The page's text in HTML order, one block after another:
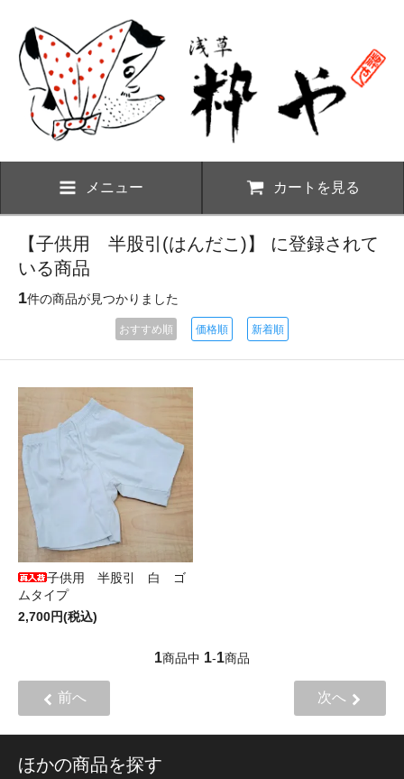
メニュー カートを見る
【子供用 半股引(はんだこ)】 に登録されて
いる商品
1件の商品が見つかりました
おすすめ順 価格順 新着順
子供用 半股引 白 ゴ
ムタイプ
2,700円(税込)
1商品中 1-1商品
前へ 次へ
ほかの商品を探す